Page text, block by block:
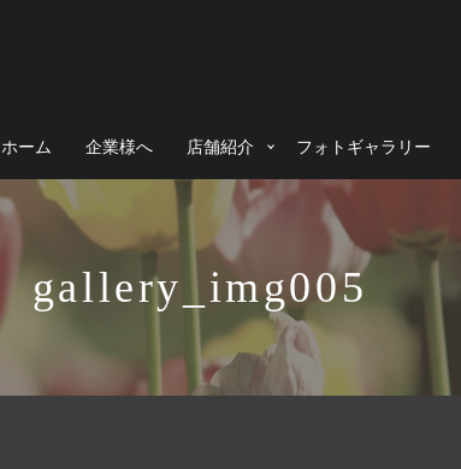
ホーム 企業様へ 店舗紹介 フォトギャラリー
gallery_img005